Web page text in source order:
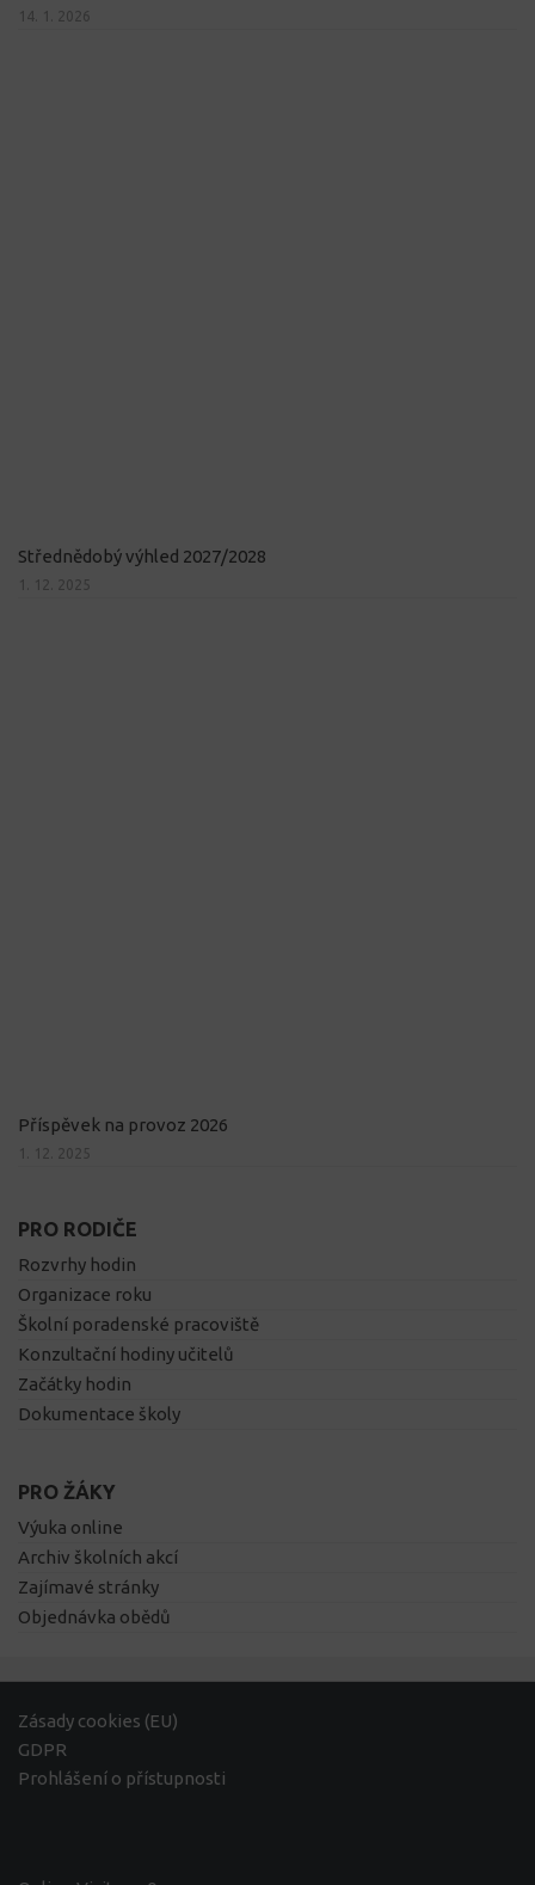
14. 1. 2026
Střednědobý výhled 2027/2028
1. 12. 2025
Příspěvek na provoz 2026
1. 12. 2025
PRO RODIČE
Rozvrhy hodin
Organizace roku
Školní poradenské pracoviště
Konzultační hodiny učitelů
Začátky hodin
Dokumentace školy
PRO ŽÁKY
Výuka online
Archiv školních akcí
Zajímavé stránky
Objednávka obědů
Zásady cookies (EU)
GDPR
Prohlášení o přístupnosti